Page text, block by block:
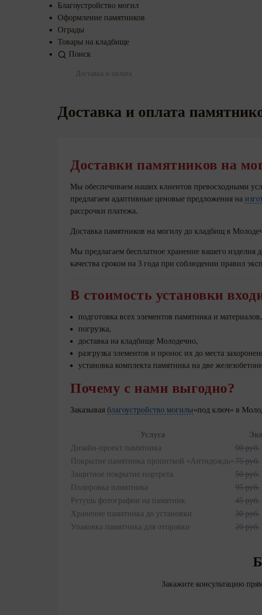
Благоустройство могил
Оформление памятников
Ограды
Товары на кладбище
Поиск
Доставка и оплата
Доставка и оплата
Доставки памятников на
Мы обеспечиваем наших клиентов превосходными
предлагаем адаптивные ценовые предложения на
рассрочки платежа.
Доставка памятников на могилу до кладбищ в
Мы предлагаем бесплатное хранение вашего изделия
качества сроком на 3 года при соблюдении правил
В стоимость установки
подготовка всех элементов памятника и материалов,
погрузка,
доставка на кладбище Молодечно,
разгрузка элементов и пронос их до места
установка комплекта памятника на две
Почему с нами выгодно?
Заказывая благоустройство могилы«под ключ» в
Услуга
Дизайн-проект памятника
90 руб.
Покрытие памятника пропиткой «Антидождь»75 руб.
Защитное покрытие портрета
50 руб.
Полировка памятника
95 руб.
Ретушь фотографии на памятник
45 руб.
Хранение памятника до установки
30 руб.
Упаковка памятника для отправки
20 руб.
Закажите консультацию